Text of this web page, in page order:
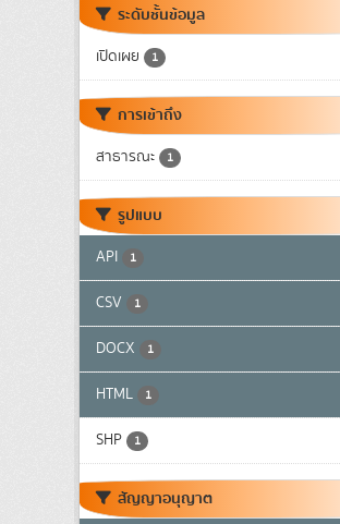
ระดับชั้นข้อมูล
เปิดเผย 1
การเข้าถึง
สาธารณะ 1
รูปแบบ
API 1
CSV 1
DOCX 1
HTML 1
SHP 1
สัญญาอนุญาต